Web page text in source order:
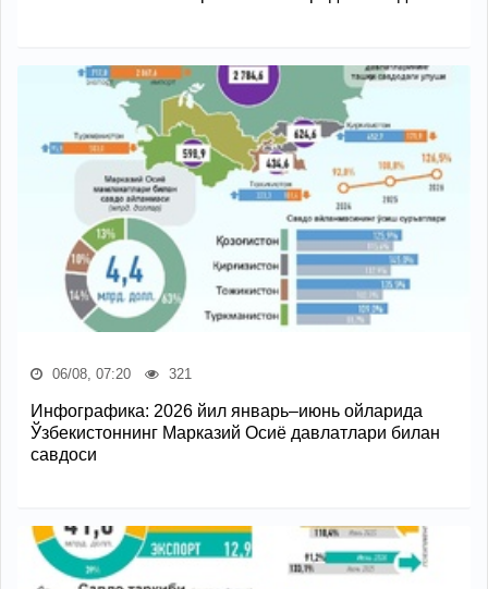
06/08, 07:20 321
Инфографика: 2026 йил январь–июнь ойларида
Ўзбекистоннинг Марказий Осиё давлатлари билан
савдоси